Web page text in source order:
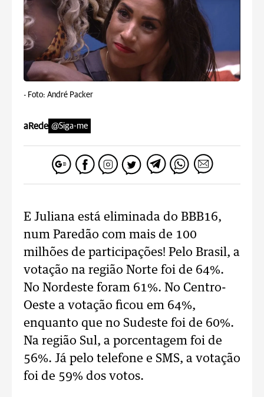
- Foto: André Packer
aRede @Siga-me
E Juliana está eliminada do BBB16,
num Paredão com mais de 100
milhões de participações! Pelo Brasil, a
votação na região Norte foi de 64%.
No Nordeste foram 61%. No Centro-
Oeste a votação ficou em 64%,
enquanto que no Sudeste foi de 60%.
Na região Sul, a porcentagem foi de
56%. Já pelo telefone e SMS, a votação
foi de 59% dos votos.